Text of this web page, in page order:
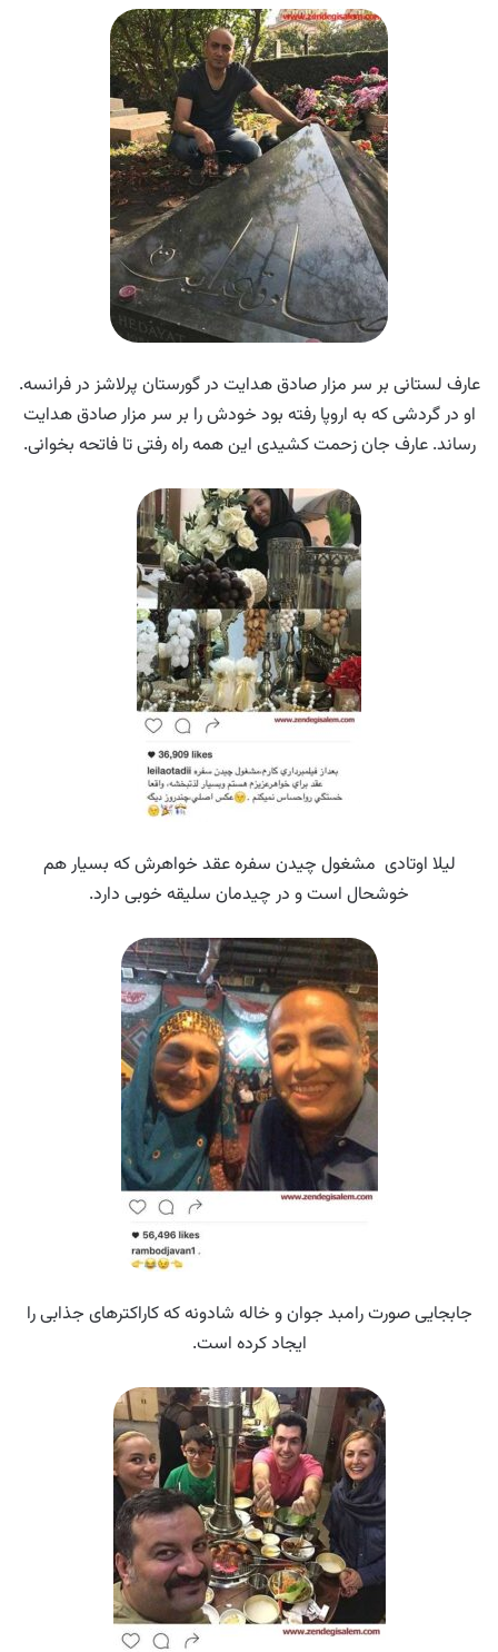
عارف لستانی بر سر مزار صادق هدایت در گورستان پرلاشز در فرانسه.
او در گردشی که به اروپا رفته بود خودش را بر سر مزار صادق هدایت
رساند. عارف جان زحمت کشیدی این همه راه رفتی تا فاتحه بخوانی.
لیلا اوتادی مشغول چیدن سفره عقد خواهرش که بسیار هم
خوشحال است و در چیدمان سلیقه خوبی دارد.
جابجایی صورت رامبد جوان و خاله شادونه که کاراکترهای جذابی را
ایجاد کرده است.